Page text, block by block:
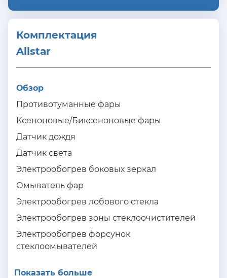
Комплектация
Allstar
Обзор
Противотуманные фары
Ксеноновые/Биксеноновые фары
Датчик дождя
Датчик света
Электрообогрев боковых зеркал
Омыватель фар
Электрообогрев лобового стекла
Электрообогрев зоны стеклоочистителей
Электрообогрев форсунок
стеклоомывателей
Показать больше